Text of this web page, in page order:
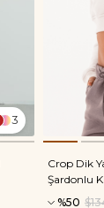
3
Crop Dik
Şardonlu
%50